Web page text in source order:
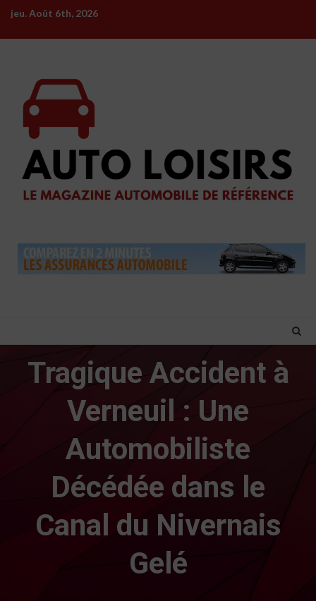
Skip
content
jeu. Août 6th, 2026
Tragique Accident à
Verneuil : Une
Automobiliste
Décédée dans le
Canal du Nivernais
Gelé